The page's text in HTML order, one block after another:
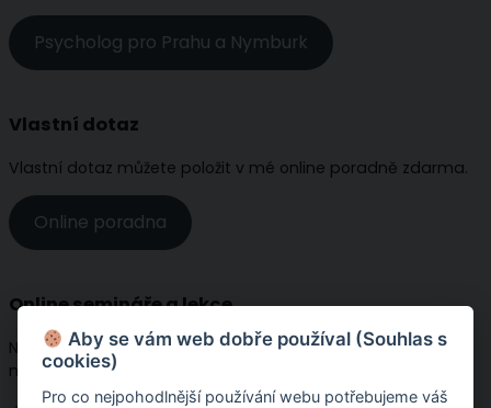
Psycholog pro Prahu a Nymburk
Vlastní dotaz
Vlastní dotaz můžete položit v mé online poradně zdarma.
Online poradna
Online semináře a lekce
Nově v nabídce naleznete online semináře - unikátní
multimediální lekce.
Aby se vám web dobře používal (Souhlas s
cookies)
Pro co nejpohodlnější používání webu potřebujeme váš